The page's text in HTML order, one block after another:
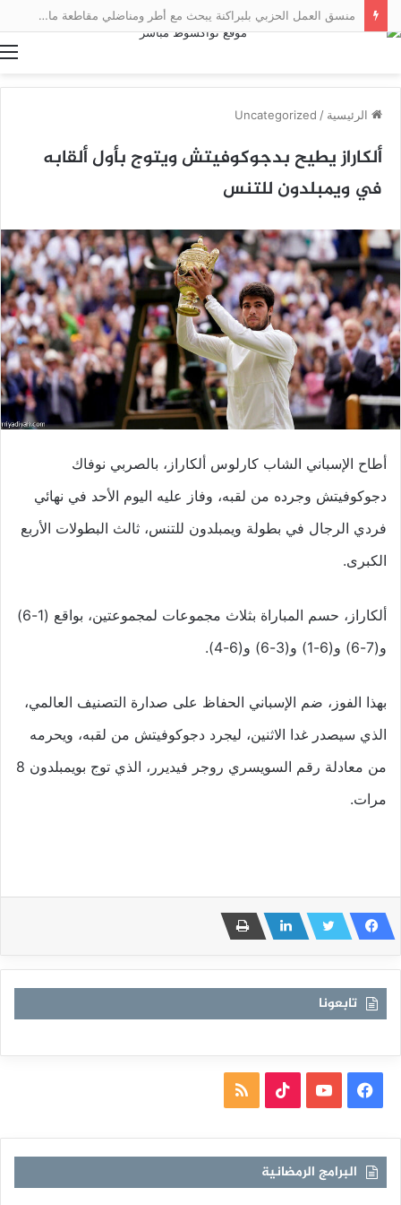
منسق العمل الحزبي بلبراكنة يبحث مع أطر ومناضلي مقاطعة مال سبل تعزيز العمل التنظيمي
الرئيسية /
Uncategorized
ألكاراز يطيح بدجوكوفيتش ويتوج بأول ألقابه
في ويمبلدون للتنس
أطاح الإسباني الشاب كارلوس ألكاراز، بالصربي نوفاك
دجوكوفيتش وجرده من لقبه، وفاز عليه اليوم الأحد في نهائي
فردي الرجال في بطولة ويمبلدون للتنس، ثالث البطولات الأربع
الكبرى.
ألكاراز، حسم المباراة بثلاث مجموعات لمجموعتين، بواقع (1-6)
و(7-6) و(6-1) و(3-6) و(6-4).
بهذا الفوز، ضم الإسباني الحفاظ على صدارة التصنيف العالمي،
الذي سيصدر غدا الاثنين، ليجرد دجوكوفيتش من لقبه، ويحرمه
من معادلة رقم السويسري روجر فيديرر، الذي توج بويمبلدون 8
مرات.
تابعونا
فيسبوكيوتيوب TikTokملخص
RSS
البرامج الرمضانية